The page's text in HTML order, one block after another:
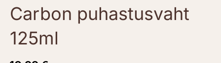
Carbon puhastusvaht
125ml